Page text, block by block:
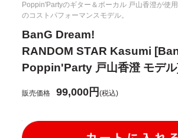
Poppin'Partyのギター＆ボーカル 戸山香澄が使
のコストパフォーマンスモデル。
BanG Dream!
RANDOM STAR Kasumi
Poppin'Party 戸山香澄 モデル]
販売価格 99,000円(税込)